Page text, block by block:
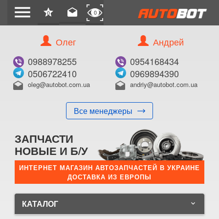
menu star
0 drafts 0
Олег
0988978255
0506722410
drafts oleg@autobot.com.ua
Все менеджеры
Андрей
0954168434
0969894390
drafts andriy@autobot.com.ua
ЗАПЧАСТИ
НОВЫЕ И Б/У
ИНТЕРНЕТ МАГАЗИН АВТОЗАПЧАСТЕЙ В УКРАИНЕ
ДОСТАВКА ИЗ ЕВРОПЫ
КАТАЛОГ keyboard_arrow_down